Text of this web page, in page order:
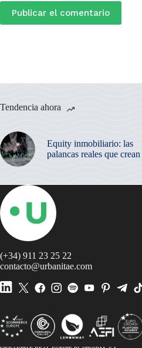
Publicar el comentario
Tendencia ahora
Equity inmobiliario: las
palancas reales que
(+34) 911 23 25 22
contacto@urbanitae.com